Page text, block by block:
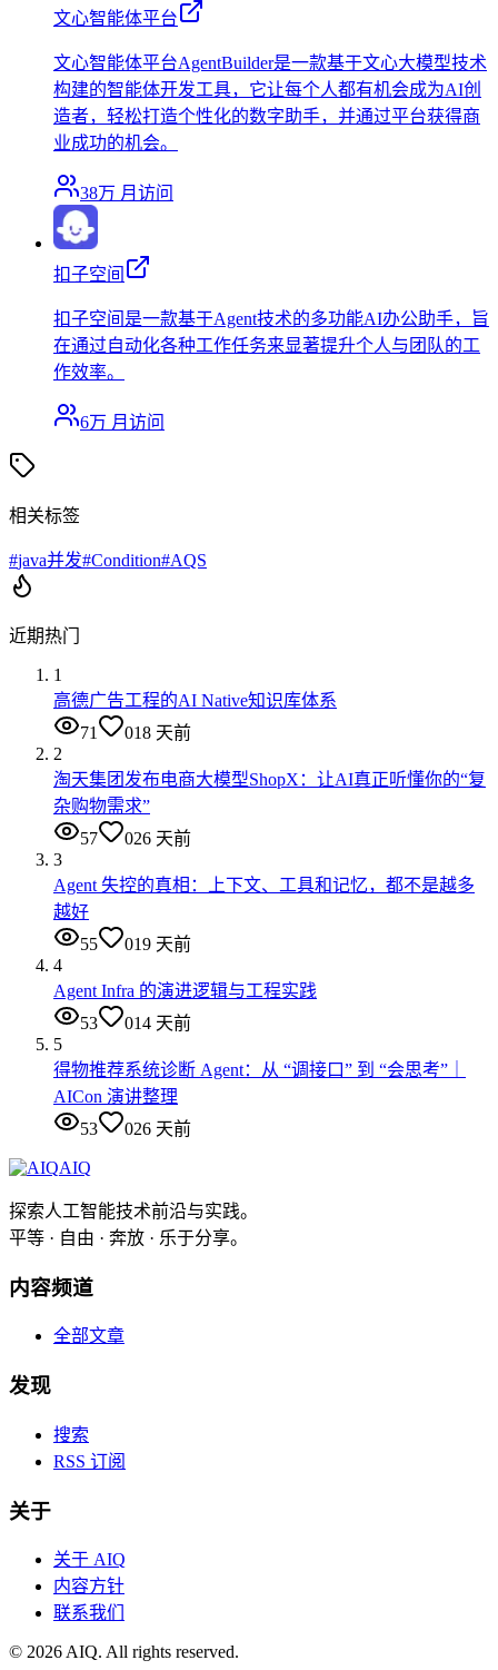
文心智能体平台
文心智能体平台AgentBuilder是一款基于文心大模型技术
构建的智能体开发工具，它让每个人都有机会成为AI创
造者，轻松打造个性化的数字助手，并通过平台获得商
业成功的机会。
38万 月访问
扣子空间
扣子空间是一款基于Agent技术的多功能AI办公助手，旨
在通过自动化各种工作任务来显著提升个人与团队的工
作效率。
6万 月访问
相关标签
#java并发#Condition#AQS
近期热门
1
高德广告工程的AI Native知识库体系
71
018 天前
2
淘天集团发布电商大模型ShopX：让AI真正听懂你的“复
杂购物需求”
57
026 天前
3
Agent 失控的真相：上下文、工具和记忆，都不是越多
越好
55
019 天前
4
Agent Infra 的演进逻辑与工程实践
53
014 天前
5
得物推荐系统诊断 Agent：从 “调接口” 到 “会思考”｜
AICon 演讲整理
53
026 天前
AIQ
探索人工智能技术前沿与实践。
平等 · 自由 · 奔放 · 乐于分享。
内容频道
全部文章
发现
搜索
RSS 订阅
关于
关于 AIQ
内容方针
联系我们
© 2026 AIQ. All rights reserved.